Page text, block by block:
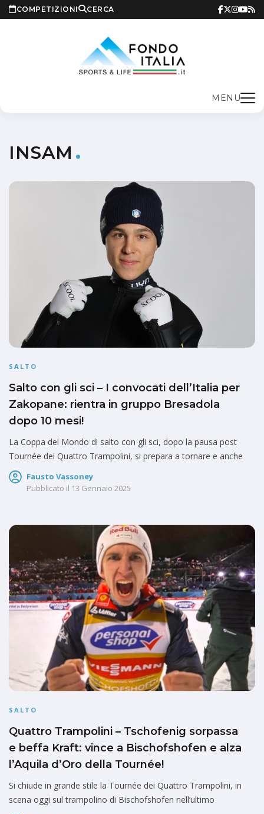
COMPETIZIONI CERCA
MENU
INSAM
SALTO
Salto con gli sci – I convocati dell’Italia per
Zakopane: rientra in gruppo Bresadola
dopo 10 mesi!
La Coppa del Mondo di salto con gli sci, dopo la pausa post
Tournée dei Quattro Trampolini, si prepara a tornare e anche
Fausto Vassoney
Pubblicato il 13 Gennaio 2025
SALTO
Quattro Trampolini – Tschofenig sorpassa
e beffa Kraft: vince a Bischofshofen e alza
l’Aquila d’Oro della Tournée!
Si chiude in grande stile la Tournée dei Quattro Trampolini, in
scena oggi sul trampolino di Bischofshofen nell’ultimo